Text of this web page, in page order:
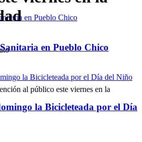
en Pueblo Chico
la Bicicleteada por el Día